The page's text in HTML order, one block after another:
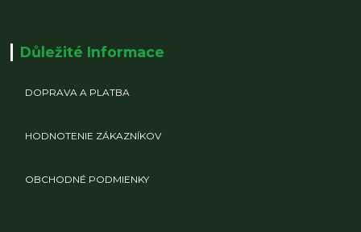
Důležité Informace
DOPRAVA A PLATBA
HODNOTENIE ZÁKAZNÍKOV
OBCHODNÉ PODMIENKY